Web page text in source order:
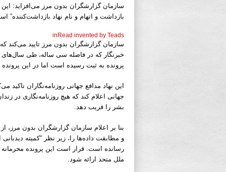
سازمان گزارشگران بدون مرز می‌افزاید: این
بازداشت و اتهام و نام نهاد بازداشت‌کننده”
inRead invented by Teads
پرونده به ثبت رسیده است اما در این
این نهاد مدافع جهانی روزنامه‌نگاران
جهانی اعلام کند که هیچ روزنامه‌نگاری در
بشر را فریب دهد.
بنا بر اعلام سازمان گزارشگران بدون مرز،
و مطابقت داده‌ها را، زیر نظر “کمیته
رسانده است. قرار است این پرونده محرمانه
ملل متحد ارائه شود.